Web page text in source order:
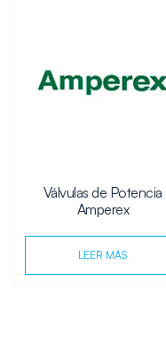
Válvulas de Potencia
Amperex
LEER MÁS